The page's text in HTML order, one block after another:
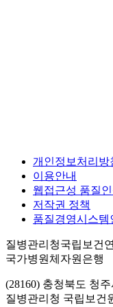
개인정보처리방
이용안내
웹접근성 품질
저작권 정책
품질경영시스템
질병관리청국립보건
국가병원체자원은행
(28160) 충청북도 청
질병관리청 국립보건